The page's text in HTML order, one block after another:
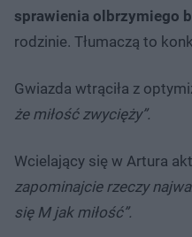
sprawienia olbrzymiego
rodzinie. Tłumaczą to
Gwiazda wtrąciła z
że miłość zwycięży”.
Wcielający się w Artura
zapominajcie rzeczy
się M jak miłość”.